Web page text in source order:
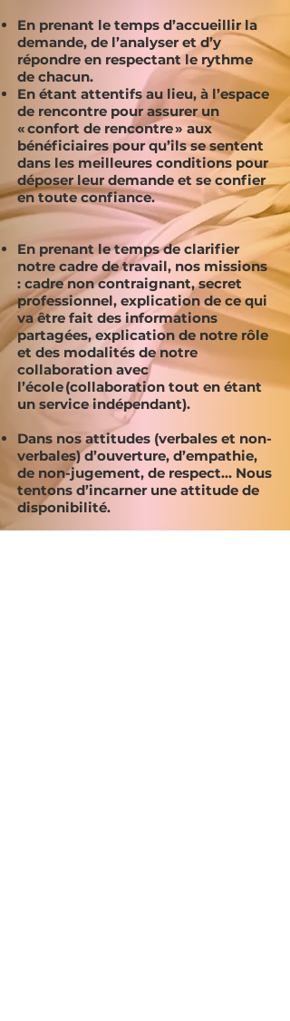
​En prenant le temps d’accueillir la
demande, de l’analyser et d’y
répondre en respectant le rythme
de chacun.
En étant attentifs au lieu, à l’espace
de rencontre pour assurer un
« confort de rencontre » aux
bénéficiaires pour qu’ils se sentent
dans les meilleures conditions pour
déposer leur demande et se confier
en toute confiance.
En prenant le temps de clarifier
notre cadre de travail, nos missions
: cadre non contraignant, secret
professionnel, explication de ce qui
va être fait des informations
partagées, explication de notre rôle
et des modalités de notre
collaboration avec
l’école (collaboration tout en étant
un service indépendant).
Dans nos attitudes (verbales et non-
verbales) d’ouverture, d’empathie,
de non-jugement, de respect… Nous
tentons d’incarner une attitude de
disponibilité.